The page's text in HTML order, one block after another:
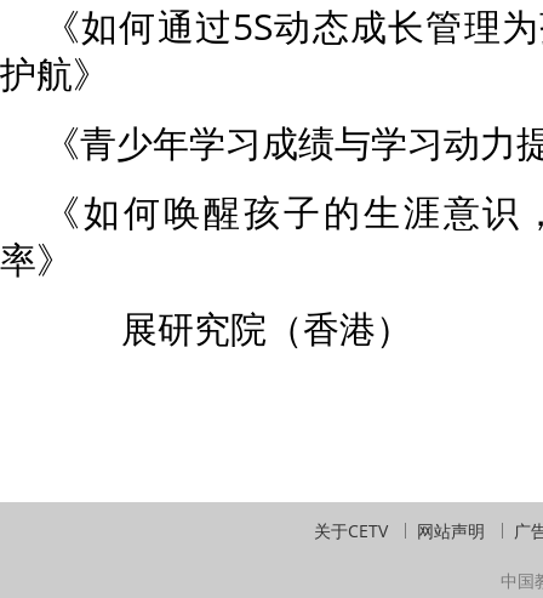
《如何通过5S动态成长管理
护航》
《青少年学习成绩与学习动力
《如何唤醒孩子的生涯意
率》
展研究院（香港）
关于CETV 网站声明 广
中国